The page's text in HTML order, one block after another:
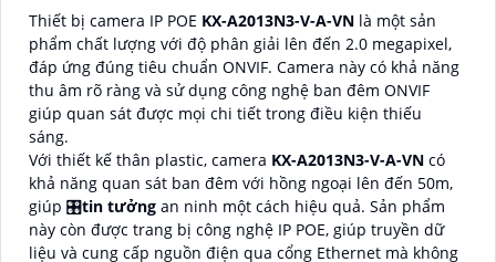
Thiết bị camera IP POE KX-A2013N3-V-A-VN là một sản
phẩm chất lượng với độ phân giải lên đến 2.0 megapixel,
đáp ứng đúng tiêu chuẩn ONVIF. Camera này có khả năng
thu âm rõ ràng và sử dụng công nghệ ban đêm ONVIF
giúp quan sát được mọi chi tiết trong điều kiện thiếu
sáng.
Với thiết kế thân plastic, camera KX-A2013N3-V-A-VN có
khả năng quan sát ban đêm với hồng ngoại lên đến 50m,
giúp 🎛tin tưởng an ninh một cách hiệu quả. Sản phẩm
này còn được trang bị công nghệ IP POE, giúp truyền dữ
liệu và cung cấp nguồn điện qua cổng Ethernet mà không